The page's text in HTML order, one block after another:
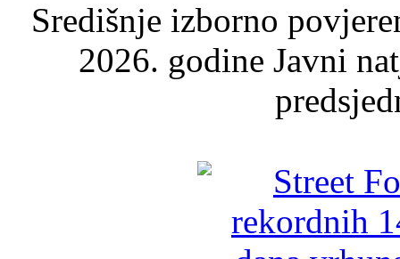
Središnje izborno
2026. godine Javni